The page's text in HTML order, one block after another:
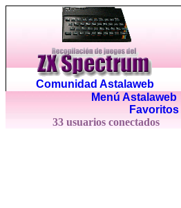
Comunidad Astalaweb
Menú Astalaweb|
Favoritos
33 usuarios conectados